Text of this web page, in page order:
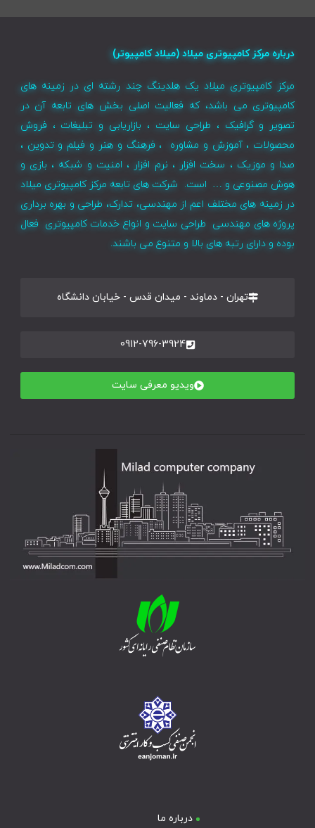
درباره مرکز کامپیوتری میلاد (میلاد کامپیوتر)
مرکز کامپیوتری میلاد یک هلدینگ چند رشته ای در زمینه های
کامپیوتری می باشد، که فعالیت اصلی بخش های تابعه آن در
تصویر و گرافیک ، طراحی سایت ، بازاریابی و تبلیغات ، فروش
محصولات ، آموزش و مشاوره ، فرهنگ و هنر و فیلم و تدوین ،
صدا و موزیک ، سخت افزار ، نرم افزار ، امنیت و شبکه ، بازی و
هوش مصنوعی و … است. شرکت های تابعه مرکز کامپیوتری میلاد
در زمینه های مختلف اعم از مهندسی، تدارک، طراحی و بهره برداری
پروژه های مهندسی طراحی سایت و انواع خدمات کامپیوتری فعال
بوده و دارای رتبه های بالا و متنوع می باشند.
تهران - دماوند - میدان قدس - خیابان دانشگاه
0912-796-3924
ویدیو معرفی سایت
درباره ما